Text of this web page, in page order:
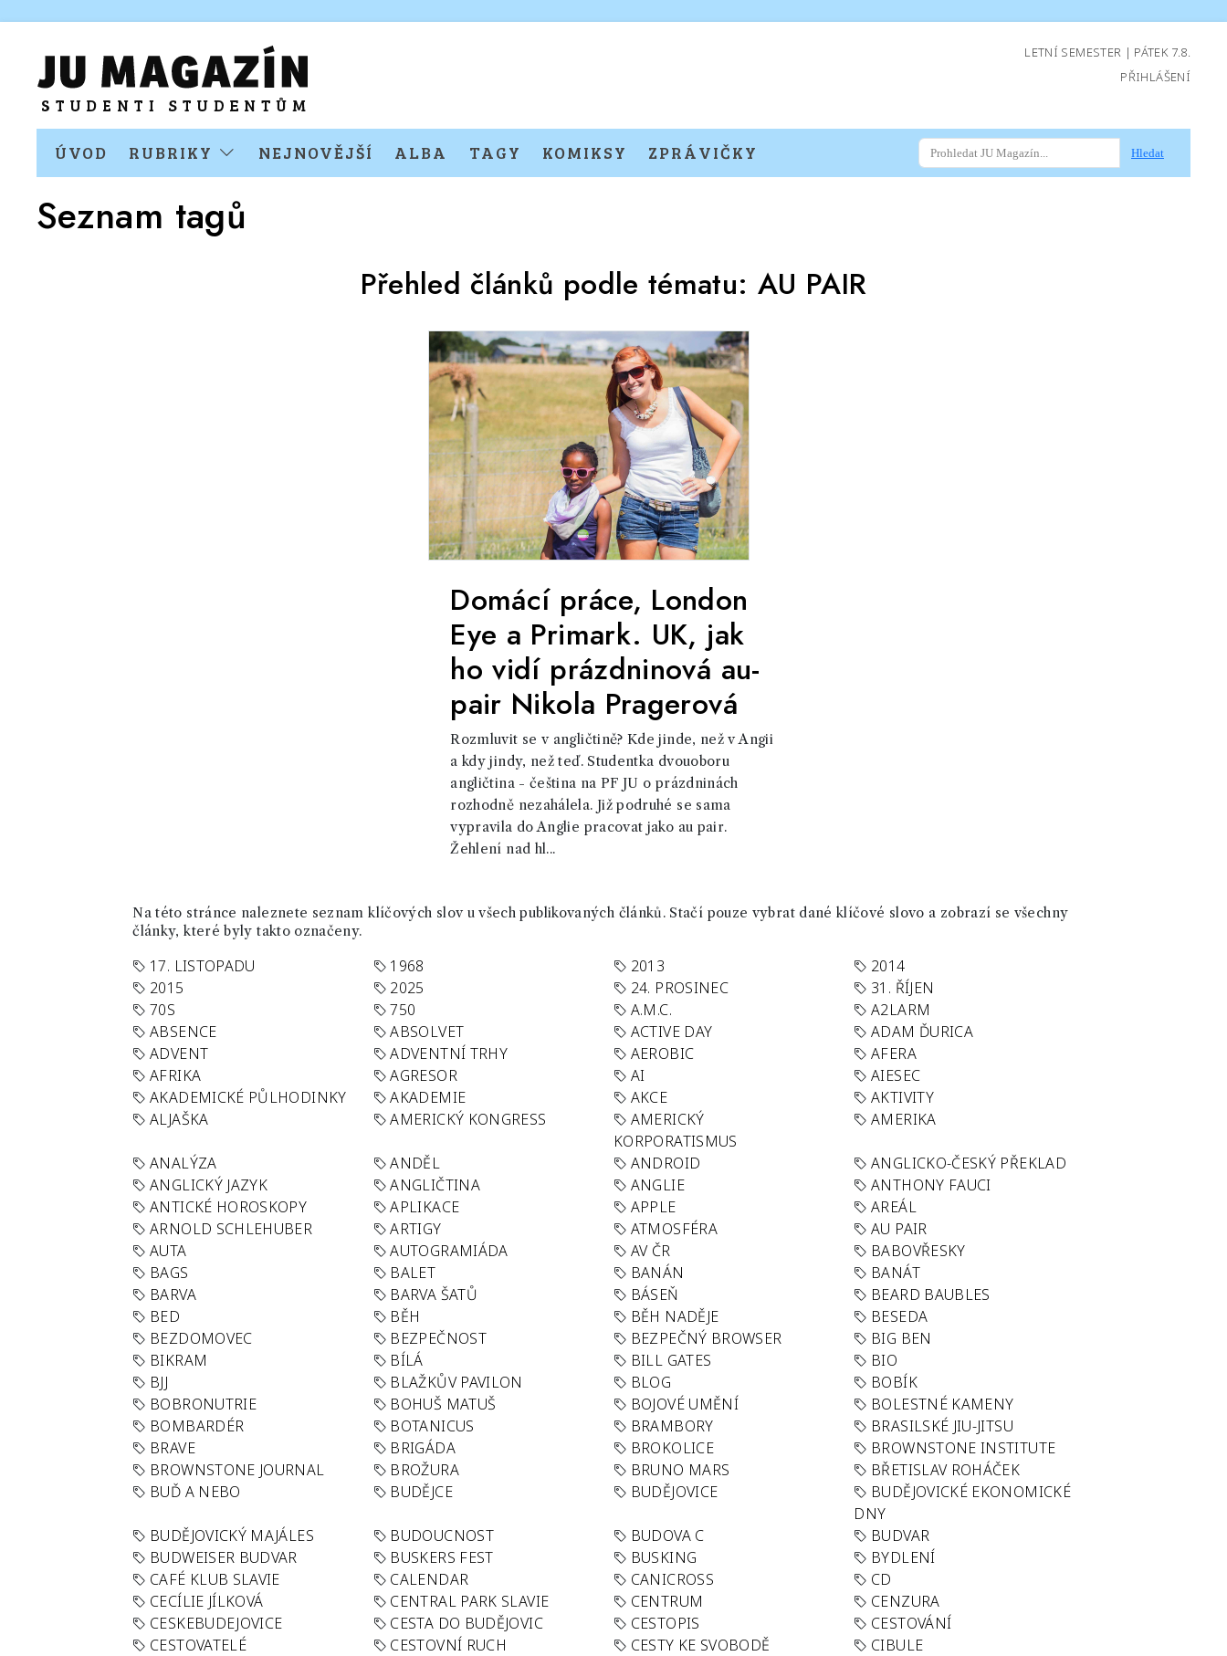
LETNÍ SEMESTER | PÁTEK 7.8.
PŘIHLÁŠENÍ
ÚVOD RUBRIKY NEJNOVĚJŠÍ ALBA TAGY KOMIKSY ZPRÁVIČKY Hledat
Seznam tagů
Přehled článků podle tématu: AU PAIR
Domácí práce, London
Eye a Primark. UK, jak
ho vidí prázdninová au-
pair Nikola Pragerová
Rozmluvit se v angličtině? Kde jinde, než v Angii
a kdy jindy, než teď. Studentka dvouoboru
angličtina - čeština na PF JU o prázdninách
rozhodně nezahálela. Již podruhé se sama
vypravila do Anglie pracovat jako au pair.
Žehlení nad hl...
Na této stránce naleznete seznam klíčových slov u všech publikovaných článků. Stačí pouze vybrat dané klíčové slovo a zobrazí se všechny
články, které byly takto označeny.
17. LISTOPADU 1968 2013
2014
2015
2025 24. PROSINEC
31. ŘÍJEN
70S
750 A.M.C.
A2LARM
ABSENCE
ABSOLVET ACTIVE DAY
ADAM ĎURICA
ADVENT
ADVENTNÍ TRHY AEROBIC
AFERA
AFRIKA
AGRESOR AI
AIESEC
AKADEMICKÉ PŮLHODINKY
AKADEMIE AKCE
AKTIVITY
ALJAŠKA
AMERICKÝ KONGRESS
AMERICKÝ
KORPORATISMUS
AMERIKA
ANALÝZA ANDĚL ANDROID
ANGLICKO-ČESKÝ PŘEKLAD
ANGLICKÝ JAZYK
ANGLIČTINA ANGLIE
ANTHONY FAUCI
ANTICKÉ HOROSKOPY
APLIKACE APPLE
AREÁL
ARNOLD SCHLEHUBER
ARTIGY ATMOSFÉRA
AU PAIR
AUTA
AUTOGRAMIÁDA AV ČR
BABOVŘESKY
BAGS
BALET BANÁN
BANÁT
BARVA
BARVA ŠATŮ BÁSEŇ
BEARD BAUBLES
BED
BĚH BĚH NADĚJE
BESEDA
BEZDOMOVEC
BEZPEČNOST BEZPEČNÝ BROWSER
BIG BEN
BIKRAM
BÍLÁ BILL GATES
BIO
BJJ
BLAŽKŮV PAVILON BLOG
BOBÍK
BOBRONUTRIE
BOHUŠ MATUŠ BOJOVÉ UMĚNÍ
BOLESTNÉ KAMENY
BOMBARDÉR
BOTANICUS BRAMBORY
BRASILSKÉ JIU-JITSU
BRAVE
BRIGÁDA BROKOLICE
BROWNSTONE INSTITUTE
BROWNSTONE JOURNAL
BROŽURA BRUNO MARS
BŘETISLAV ROHÁČEK
BUĎ A NEBO
BUDĚJCE BUDĚJOVICE
BUDĚJOVICKÉ EKONOMICKÉ
DNY
BUDĚJOVICKÝ MAJÁLES
BUDOUCNOST BUDOVA C
BUDVAR
BUDWEISER BUDVAR
BUSKERS FEST BUSKING
BYDLENÍ
CAFÉ KLUB SLAVIE
CALENDAR CANICROSS
CD
CECÍLIE JÍLKOVÁ
CENTRAL PARK SLAVIE CENTRUM
CENZURA
CESKEBUDEJOVICE
CESTA DO BUDĚJOVIC CESTOPIS
CESTOVÁNÍ
CESTOVATELÉ
CESTOVNÍ RUCH CESTY KE SVOBODĚ
CIBULE